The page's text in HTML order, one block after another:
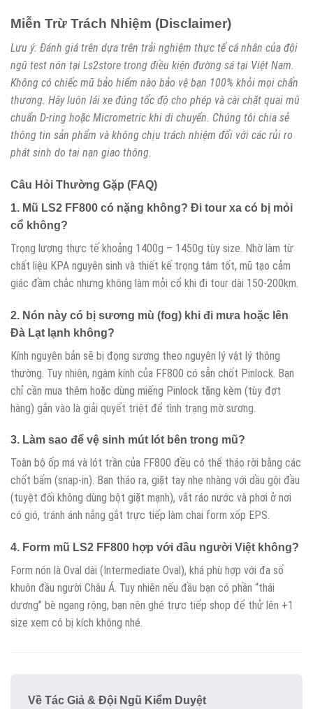
Miễn Trừ Trách Nhiệm (Disclaimer)
Lưu ý: Đánh giá trên dựa trên trải nghiệm thực tế cá nhân của đội
ngũ test nón tại Ls2store trong điều kiện đường sá tại Việt Nam.
Không có chiếc mũ bảo hiểm nào bảo vệ bạn 100% khỏi mọi chấn
thương. Hãy luôn lái xe đúng tốc độ cho phép và cài chặt quai mũ
chuẩn D-ring hoặc Micrometric khi di chuyển. Chúng tôi chia sẻ
thông tin sản phẩm và không chịu trách nhiệm đối với các rủi ro
phát sinh do tai nạn giao thông.
Câu Hỏi Thường Gặp (FAQ)
1. Mũ LS2 FF800 có nặng không? Đi tour xa có bị mỏi
cổ không?
Trọng lượng thực tế khoảng 1400g – 1450g tùy size. Nhờ làm từ
chất liệu KPA nguyên sinh và thiết kế trọng tâm tốt, mũ tạo cảm
giác đầm chắc nhưng không làm mỏi cổ khi đi tour dài 150-200km.
2. Nón này có bị sương mù (fog) khi đi mưa hoặc lên
Đà Lạt lạnh không?
Kính nguyên bản sẽ bị đọng sương theo nguyên lý vật lý thông
thường. Tuy nhiên, ngàm kính của FF800 có sẵn chốt Pinlock. Bạn
chỉ cần mua thêm hoặc dùng miếng Pinlock tặng kèm (tùy đợt
hàng) gắn vào là giải quyết triệt để tình trạng mờ sương.
3. Làm sao để vệ sinh mút lót bên trong mũ?
Toàn bộ ốp má và lót trần của FF800 đều có thể tháo rời bằng các
chốt bấm (snap-in). Bạn tháo ra, giặt tay nhẹ nhàng với dầu gội đầu
(tuyệt đối không dùng bột giặt mạnh), vắt ráo nước và phơi ở nơi
có gió, tránh ánh nắng gắt trực tiếp làm chai form xốp EPS.
4. Form mũ LS2 FF800 hợp với đầu người Việt không?
Form nón là Oval dài (Intermediate Oval), khá phù hợp với đa số
khuôn đầu người Châu Á. Tuy nhiên nếu đầu bạn có phần “thái
dương” bè ngang rộng, bạn nên ghé trực tiếp shop để thử lên +1
size xem có bị kích không nhé.
Về Tác Giả & Đội Ngũ Kiểm Duyệt